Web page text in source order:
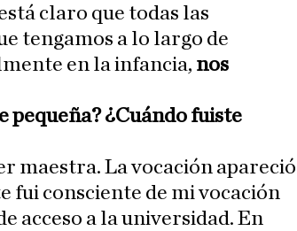
claro que todas las
tengamos a lo largo de
en la infancia, nos
pequeña? ¿Cuándo fuiste
maestra. La vocación apareció
fui consciente de mi vocación
acceso a la universidad. En